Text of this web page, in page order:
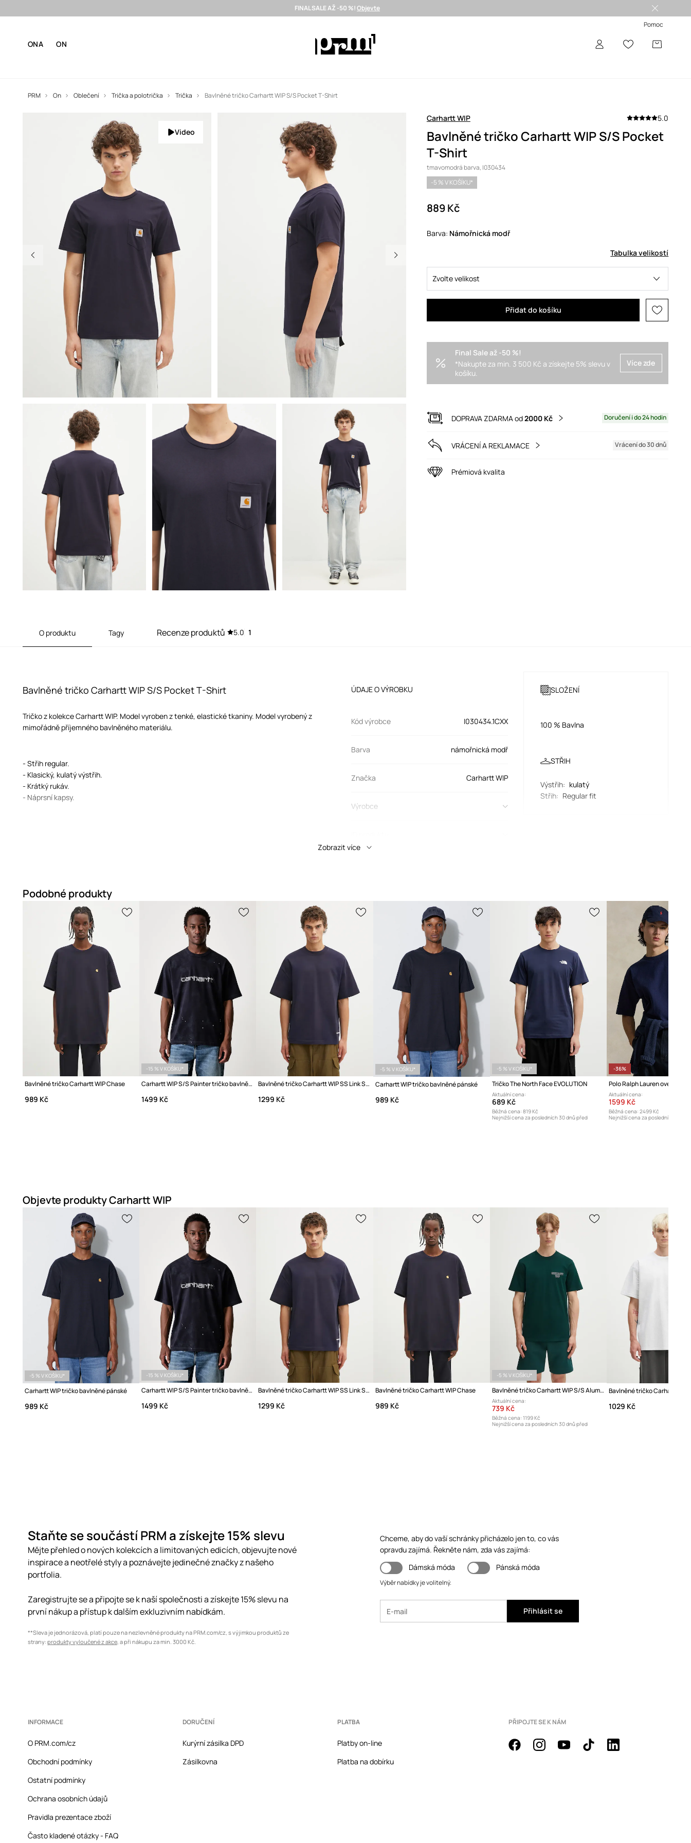
Vybrané prémiové značky >
FINAL SALE AŽ -50 %!Objevte
Pomoc
ONA ON
PRM On Oblečení Trička a polotrička Trička Bavlněné tričko Carhartt WIP S/S Pocket T-Shirt
Video
Carhartt WIP 5.0
Bavlněné tričko Carhartt WIP S/S Pocket
T-Shirt
tmavomodrá barva, I030434
-5 % V KOŠÍKU*
889 Kč
Barva:
námořnická modř
Tabulka velikostí
Zvolte velikost
Přidat do košíku
Final Sale až -50 %!
*Nakupte za min. 3 500 Kč a získejte 5% slevu v
košíku.
Více zde
DOPRAVA ZDARMA od2000 Kč Doručení i do 24 hodin
VRÁCENÍ A REKLAMACE Vrácení do 30 dnů
Prémiová kvalita
O produktu Tagy Recenze produktů 5.0 1
Bavlněné tričko Carhartt WIP S/S Pocket T-Shirt
Tričko z kolekce Carhartt WIP. Model vyroben z tenké, elastické tkaniny. Model vyrobený z
mimořádně příjemného bavlněného materiálu.
- Střih regular.
- Klasický, kulatý výstřih.
- Krátký rukáv.
- Náprsní kapsy.
ÚDAJE O VÝROBKU
Kód výrobce I030434.1CXX
Barva námořnická modř
Značka Carhartt WIP
Výrobce
SLOŽENÍ
100 % Bavlna
STŘIH
Výstřih: kulatý
Střih: Regular fit
Zobrazit více
Podobné produkty
Bavlněné tričko Carhartt WIP Chase
989 Kč
-15 % V KOŠÍKU*
Carhartt WIP S/S Painter tričko bavlněné pánské
1499 Kč
Bavlněné tričko Carhartt WIP SS Link Script T-Shirt
1299 Kč
-5 % V KOŠÍKU*
Carhartt WIP tričko bavlněné pánské
989 Kč
-5 % V KOŠÍKU*
Tričko The North Face EVOLUTION
Aktuální cena:
689 Kč
Běžná cena: 819 Kč
Nejnižší cena za posledních 30 dnů před
poskytnutím slevy:
-36%
Aktuální cena:
1599 Kč
Běžná cena: 2499 Kč
Nejnižší cena za posledních 30
poskytnutím slevy:
Objevte produkty Carhartt WIP
-5 % V KOŠÍKU*
Carhartt WIP tričko bavlněné pánské
989 Kč
-15 % V KOŠÍKU*
Carhartt WIP S/S Painter tričko bavlněné pánské
1499 Kč
Bavlněné tričko Carhartt WIP SS Link Script T-Shirt
1299 Kč
Bavlněné tričko Carhartt WIP Chase
989 Kč
-5 % V KOŠÍKU*
Bavlněné tričko Carhartt WIP S/S Alumni
Aktuální cena:
739 Kč
Běžná cena: 1199 Kč
Nejnižší cena za posledních 30 dnů před
poskytnutím slevy:
Bavlněné tričko Carhartt WIP
1029 Kč
Staňte se součástí PRM a získejte 15% slevu
Mějte přehled o nových kolekcích a limitovaných edicích, objevujte nové
inspirace a neotřelé styly a poznávejte jedinečné značky z našeho
portfolia.
Zaregistrujte se a připojte se k naší společnosti a získejte 15% slevu na
první nákup a přístup k dalším exkluzivním nabídkám.
**Sleva je jednorázová, platí pouze na nezlevněné produkty na PRM.com/cz, s výjimkou produktů ze
strany: produkty vyloučené z akce, a při nákupu za min. 3000 Kč.
Chceme, aby do vaší schránky přicházelo jen to, co vás
opravdu zajímá. Řekněte nám, zda vás zajímá:
Dámská móda
Pánská móda
Výběr nabídky je volitelný.
Přihlásit se
INFORMACE
O PRM.com/cz
Obchodní podmínky
Ostatní podmínky
Ochrana osobních údajů
Pravidla prezentace zboží
Často kladené otázky - FAQ
DORUČENÍ
Kurýrní zásilka DPD
Zásilkovna
PLATBA
Platby on-line
Platba na dobírku
PŘIPOJTE SE K NÁM